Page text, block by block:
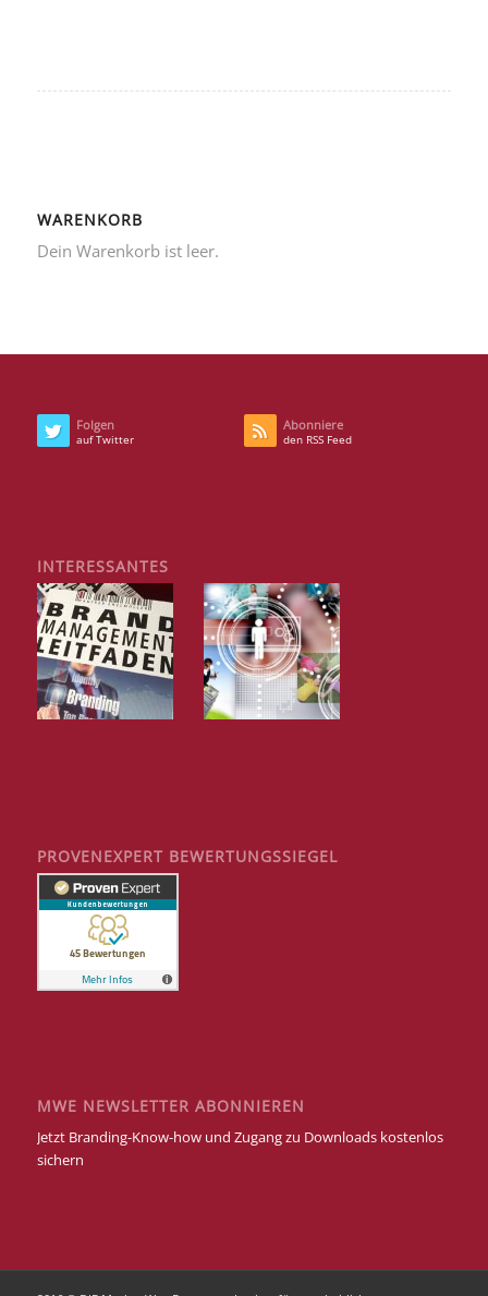
WARENKORB
Dein Warenkorb ist leer.
Folgen
auf Twitter
Abonniere
den RSS Feed
INTERESSANTES
PROVENEXPERT BEWERTUNGSSIEGEL
MWE NEWSLETTER ABONNIEREN
Jetzt Branding-Know-how und Zugang zu Downloads kostenlos
sichern